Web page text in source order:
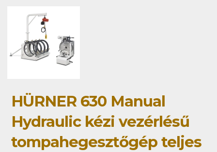
HÜRNER 630 Manual
Hydraulic kézi vezérlésű
tompahegesztőgép teljes